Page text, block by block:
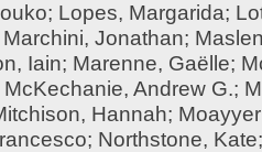
; Lopes, Margarida;
Marchini, Jonathan;
Iain; Marenne, Gaëlle;
McKechanie, Andrew G.;
Hannah;
; Northstone, Kate